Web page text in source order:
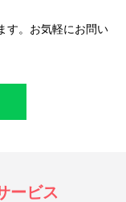
す。お気軽にお問い
ービス